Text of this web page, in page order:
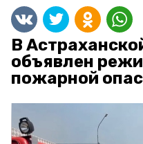
В
объявлен
пожарной